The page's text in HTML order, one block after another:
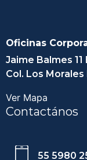
Oficinas
Jaime Balmes
Col. Los Morales
Ver Mapa
Contactános
55 5980